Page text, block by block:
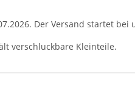
Der Versand startet bei
verschluckbare Kleinteile.